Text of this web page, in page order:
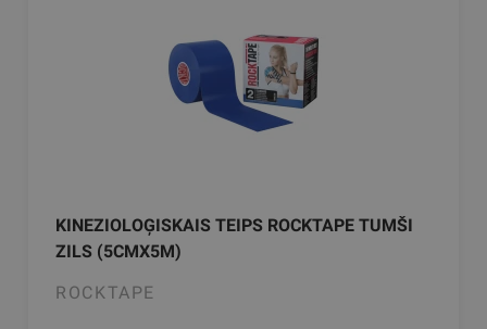
KINEZIOLOĢISKAIS TEIPS ROCKTAPE TUMŠI
ZILS (5CMX5M)
ROCKTAPE